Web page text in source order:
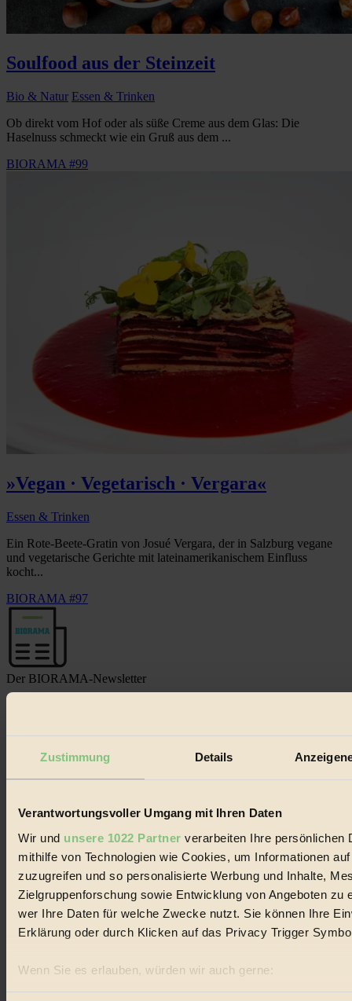
Zustimmung Details
Verantwortungsvoller Umgang mit Ihren Daten
Wir und unsere 1022 Partner verarbeiten Ihre persönlichen
mithilfe von Technologien wie Cookies, um Informationen
zuzugreifen und so personalisierte Werbung und Inhalte,
Zielgruppenforschung sowie Entwicklung von Angeboten zu
wer Ihre Daten für welche Zwecke nutzt. Sie können Ihre
Erklärung oder durch Klicken auf das Privacy Trigger
Wenn Sie es erlauben, würden wir auch gerne:
Informationen über Ihre geografische Lage erfassen,
Soulfood aus der Steinzeit
Bio & Natur Essen & Trinken
Ob direkt vom Hof oder als süße Creme aus dem Glas: Die
Haselnuss schmeckt wie ein Gruß aus dem ...
BIORAMA #99
»Vegan · Vegetarisch · Vergara«
Essen & Trinken
Ein Rote-Beete-Gratin von Josué Vergara, der in Salzburg vegane
und vegetarische Gerichte mit lateinamerikanischem Einfluss
kocht...
BIORAMA #97
Der BIORAMA-Newsletter
BIORAMA-Magazin per E-Mail.
Jetzt eintragen:
© 2026 Biorama GmbH
Impressum & Disclaimer
Datenschutz
Biorama steht für einen nachhaltigen Lebensstil und bewussten